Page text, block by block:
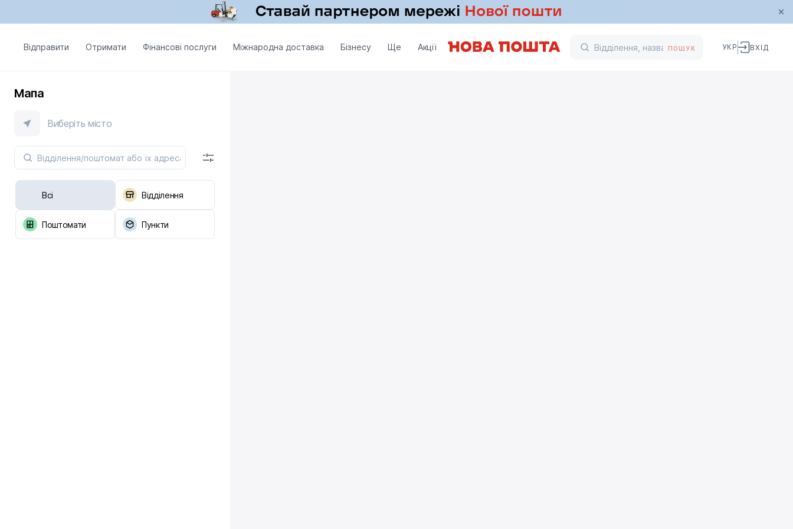
Відправити Отримати Фінансові послуги Міжнародна доставка Бізнесу Ще Акції ПОШУК УКР ВХІД
Мапа
Виберіть місто
Всі Відділення
Поштомати Пункти